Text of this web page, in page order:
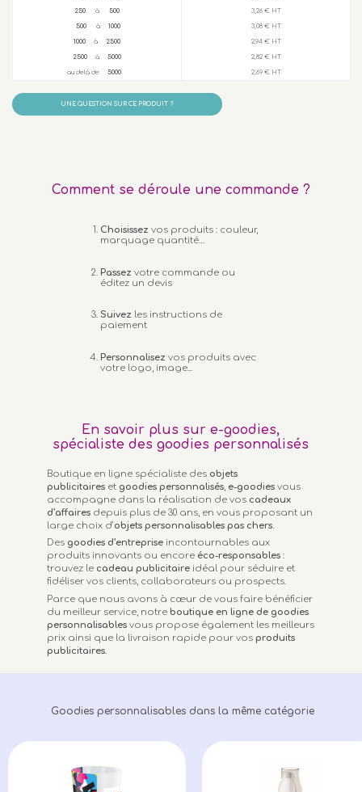
250 à 500 3,26 € HT
500à 1000 3,08 € HT
1000 à 2500 2,94 € HT
2500 à 5000 2,82 € HT
au delà de 5000 2,69 € HT
UNE QUESTION SUR CE PRODUIT ?
Comment se déroule une commande ?
Choisissez vos produits : couleur,
marquage quantité…
Passez votre commande ou
éditez un devis
Suivez les instructions de
paiement
Personnalisez vos produits avec
votre logo, image...
En savoir plus sur e-goodies,
spécialiste des goodies personnalisés
Boutique en ligne spécialiste des objets
publicitaires et goodies personnalisés, e-goodies vous
accompagne dans la réalisation de vos cadeaux
d’affaires depuis plus de 30 ans, en vous proposant un
large choix d’objets personnalisables pas chers.
Des goodies d’entreprise incontournables aux
produits innovants ou encore éco-responsables :
trouvez le cadeau publicitaire idéal pour séduire et
fidéliser vos clients, collaborateurs ou prospects.
Parce que nous avons à cœur de vous faire bénéficier
du meilleur service, notreboutique en ligne de goodies
personnalisables vous propose également les meilleurs
prix ainsi que la livraison rapide pour vos produits
publicitaires.
Goodies personnalisables dans la même catégorie